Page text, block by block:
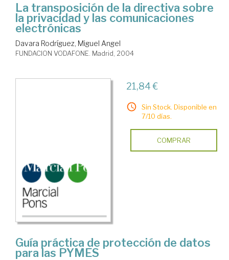
La transposición de la directiva sobre
la privacidad y las comunicaciones
electrónicas
Davara Rodríguez, Miguel Angel
FUNDACION VODAFONE. Madrid, 2004
21,84 €
Sin Stock. Disponible en
7/10 días.
COMPRAR
Guía práctica de protección de datos
para las PYMES